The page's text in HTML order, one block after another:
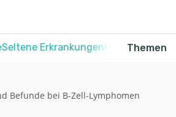
Seltene ErkrankungenKrebsThemen